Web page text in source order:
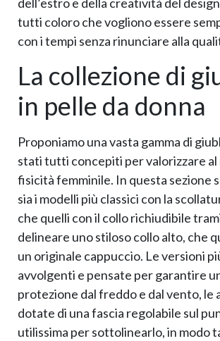
tutti coloro che vogliono essere
con i tempi senza rinunciare alla
La collezione di
in pelle da donna
Proponiamo una vasta gamma di
stati tutti concepiti per valorizzare al
fisicità femminile. In questa sezione
sia i modelli più classici con la
che quelli con il collo richiudibile
delineare uno stiloso collo alto, che
un originale cappuccio. Le versioni
avvolgenti e pensate per garantire
protezione dal freddo e dal vento, le
dotate di una fascia regolabile sul
utilissima per sottolinearlo, in modo